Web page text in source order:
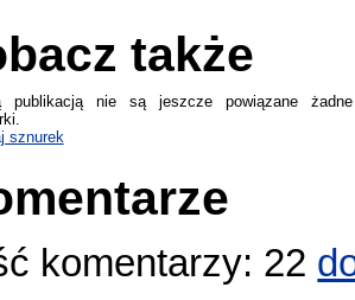
także
nie są jeszcze powiązane żadne
sznurek
komentarzy: 22